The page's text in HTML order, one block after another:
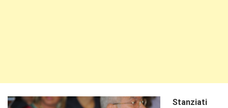
Stanziati